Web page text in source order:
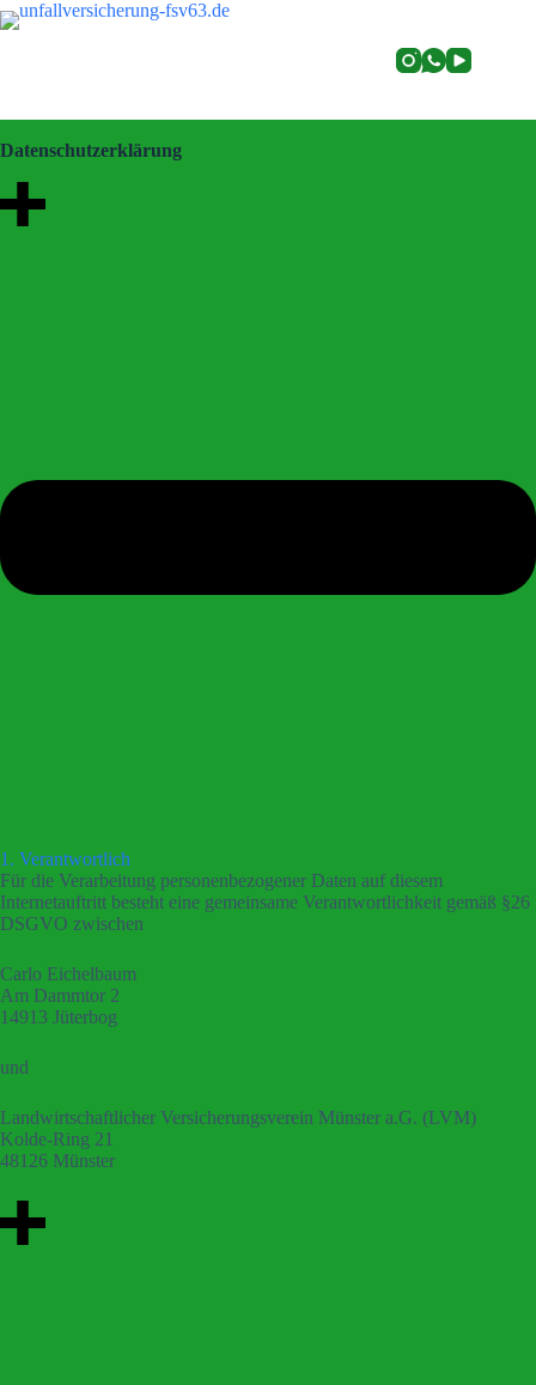
Datenschutzerklärung
1. Verantwortlich
Für die Verarbeitung personenbezogener Daten auf diesem
Internetauftritt besteht eine gemeinsame Verantwortlichkeit gemäß §26
DSGVO zwischen
Carlo Eichelbaum
Am Dammtor 2
14913 Jüterbog
und
Landwirtschaftlicher Versicherungsverein Münster a.G. (LVM)
Kolde-Ring 21
48126 Münster